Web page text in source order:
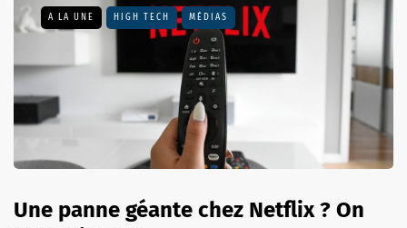
A LA UNE HIGH TECH MÉDIAS
Une panne géante chez Netflix ? On